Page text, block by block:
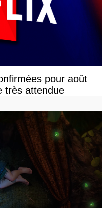
pour août
très attendue